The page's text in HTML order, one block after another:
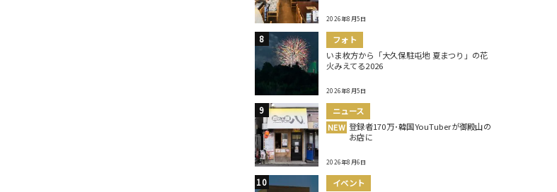
2026年8月5日
フォト
いま枚方から「大久保駐屯地 夏まつり」の花
火みえてる2026
2026年8月5日
ニュース
NEW 登録者170万･韓国YouTuberが御殿山の
お店に
2026年8月6日
イベント